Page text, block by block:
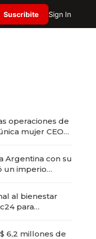
Suscribite Sign In
operaciones de
mujer CEO
Argentina con su
un imperio
al bienestar
para
6,2 millones de